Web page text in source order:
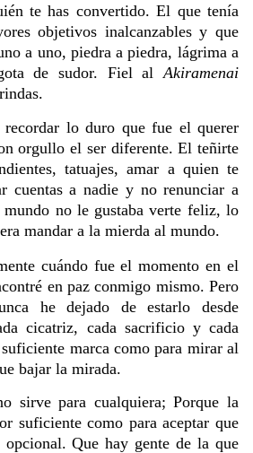
te has convertido. El que tenía
objetivos inalcanzables y que
a uno, piedra a piedra, lágrima a
de sudor. Fiel al Akiramenai
lo duro que fue el querer
orgullo el ser diferente. El teñirte
tatuajes, amar a quien te
cuentas a nadie y no renunciar a
no le gustaba verte feliz, lo
mandar a la mierda al mundo.
cuándo fue el momento en el
en paz conmigo mismo. Pero
he dejado de estarlo desde
cicatriz, cada sacrificio y cada
marca como para mirar al
bajar la mirada.
sirve para cualquiera; Porque la
suficiente como para aceptar que
Que hay gente de la que